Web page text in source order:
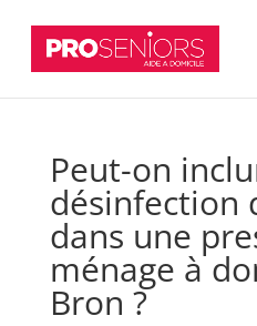
Peut-on
désinfection
dans une
ménage à
Bron ?